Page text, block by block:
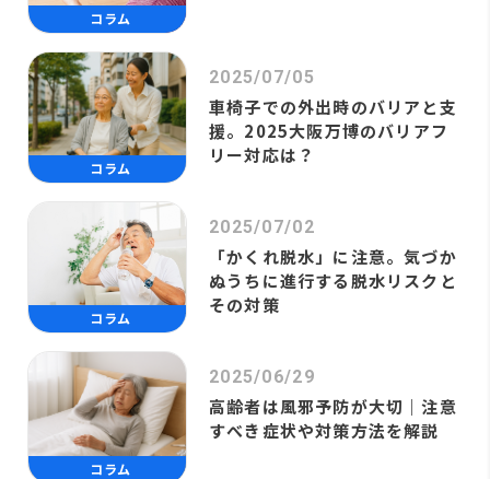
コラム
コラム
2025/07/05
車椅子での外出時のバリアと支
援。2025大阪万博のバリアフ
リー対応は？
コラム
2025/07/02
「かくれ脱水」に注意。気づか
ぬうちに進行する脱水リスクと
その対策
コラム
2025/06/29
高齢者は風邪予防が大切｜注意
すべき症状や対策方法を解説